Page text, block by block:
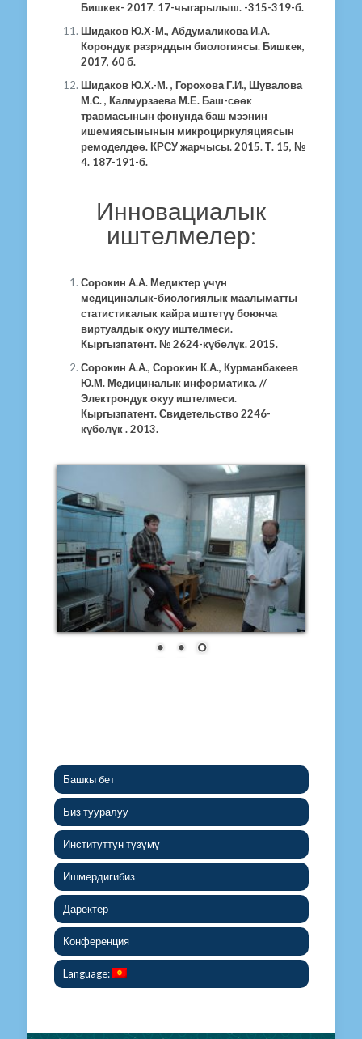
Бишкек- 2017. 17-чыгарылыш. -315-319-б.
Шидаков Ю.Х-М., Абдумаликова И.А.
Корондук разряддын биологиясы. Бишкек,
2017, 60 б.
Шидаков Ю.Х.-М. , Горохова Г.И., Шувалова
М.С. , Калмурзаева М.Е. Баш-сөөк
травмасынын фонунда баш мээнин
ишемиясынынын микроциркуляциясын
ремоделдөө. КРСУ жарчысы. 2015. Т. 15, №
4. 187-191-б.
Инновациалык
иштелмелер:
Сорокин А.А. Медиктер үчүн
медициналык-биологиялык маалыматты
статистикалык кайра иштетүү боюнча
виртуалдык окуу иштелмеси.
Кыргызпатент. № 2624-күбөлүк. 2015.
Сорокин А.А., Сорокин К.А., Курманбакеев
Ю.М. Медициналык информатика. //
Электрондук окуу иштелмеси.
Кыргызпатент. Свидетельство 2246-
күбөлүк . 2013.
Башкы бет
Биз тууралуу
Институттун түзүмү
Ишмердигибиз
Даректер
Конференция
Language: